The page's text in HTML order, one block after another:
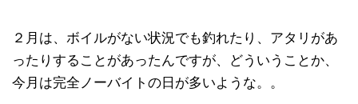
２月は、ボイルがない状況でも釣れたり、アタリがあ
ったりすることがあったんですが、どういうことか、
今月は完全ノーバイトの日が多いような。。